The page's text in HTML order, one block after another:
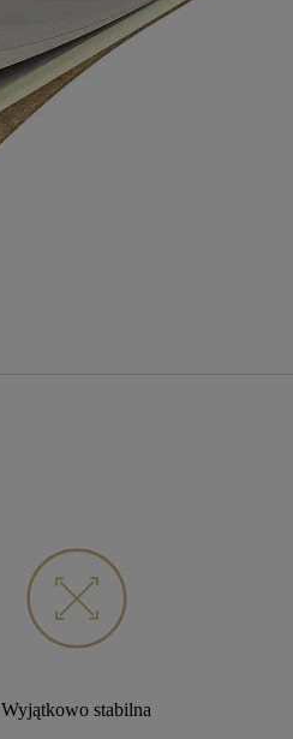
Wyjątkowo stabilna